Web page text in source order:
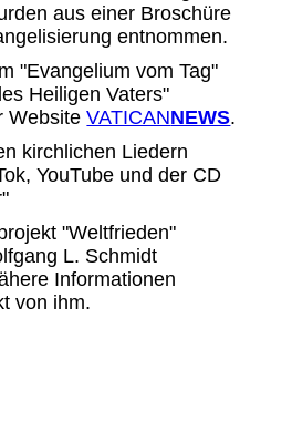
aus einer Broschüre
entnommen.
"Evangelium vom Tag"
Heiligen Vaters"
WebsiteVATICANNEWS.
kirchlichen Liedern
YouTube und der CD
"Weltfrieden"
L. Schmidt
Informationen
von ihm.